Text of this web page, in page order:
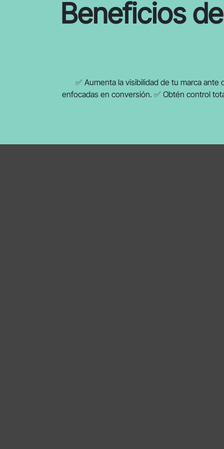
Beneficios
✅ Aumenta la visibilidad de tu marca
enfocadas en conversión. ✅ Obtén control